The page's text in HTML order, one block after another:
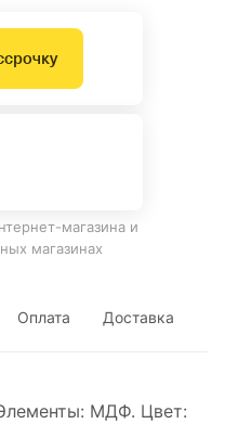
магазина и
магазинах
Оплата Доставка
МДФ. Цвет: